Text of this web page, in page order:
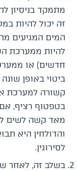
מתמקד בניסיון
זה יכול להיות
המים המגיעים
להיות ממערכת
חדשים) או
ביטוי באופן
קשורה למערכת
בטפטוף רציף,
מאד קשה לשים
והדולחין היא
לסירוגין.
בשלב זה, לאחר